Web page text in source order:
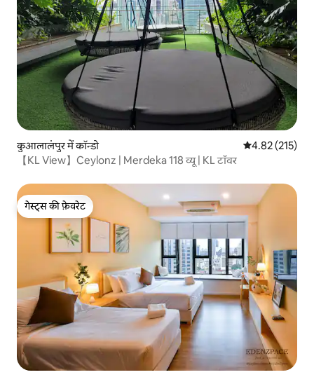
कुआलालंपुर में कॉन्डो औसत रेटिंग 5 में से
4.82 (215)
【KL View】Ceylonz | Merdeka 118 व्यू | KL टॉवर
गेस्ट्स की फ़ेवरेट
गेस्ट्स की फ़ेवरेट